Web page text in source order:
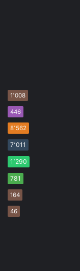
1٬008
446
8٬562
7٬011
1٬290
781
164
46